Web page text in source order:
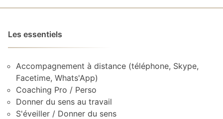
Les essentiels
Accompagnement à distance (téléphone, Skype,
Facetime, Whats'App)
Coaching Pro / Perso
Donner du sens au travail
S'éveiller / Donner du sens